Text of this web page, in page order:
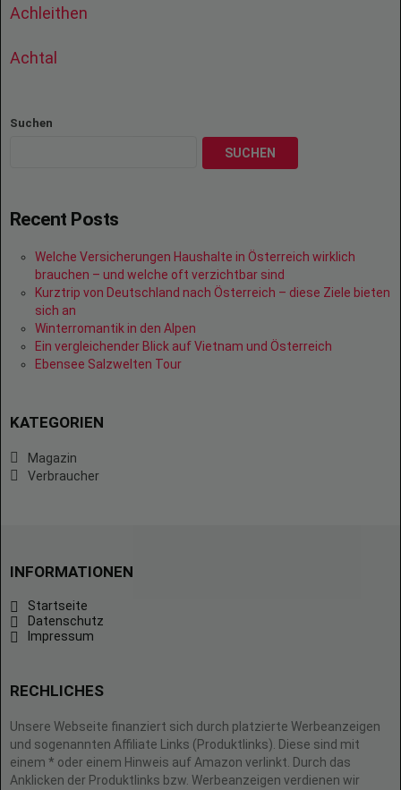
Achleithen
Achtal
Suchen
SUCHEN
Recent Posts
Welche Versicherungen Haushalte in Österreich wirklich
brauchen – und welche oft verzichtbar sind
Kurztrip von Deutschland nach Österreich – diese Ziele bieten
sich an
Winterromantik in den Alpen
Ein vergleichender Blick auf Vietnam und Österreich
Ebensee Salzwelten Tour
KATEGORIEN
Magazin
Verbraucher
INFORMATIONEN
Startseite
Datenschutz
Impressum
RECHLICHES
Unsere Webseite finanziert sich durch platzierte Werbeanzeigen
und sogenannten Affiliate Links (Produktlinks). Diese sind mit
einem * oder einem Hinweis auf Amazon verlinkt. Durch das
Anklicken der Produktlinks bzw. Werbeanzeigen verdienen wir